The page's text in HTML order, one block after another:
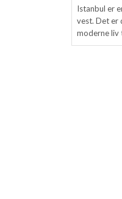
Istanbul er
vest. Det er
moderne liv